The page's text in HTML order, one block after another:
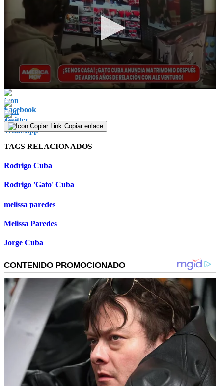
0
seconds
of
3
minutes,
24
Copiar enlace
TAGS RELACIONADOS
Rodrigo Cuba
Rodrigo 'Gato' Cuba
melissa paredes
Melissa Paredes
Jorge Cuba